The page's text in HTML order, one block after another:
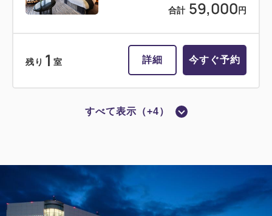
税・サービス料込
会員価格 37,300円
大人1名1室
37,800円
詳細
シングル
【喫煙】セミダブル（ベッド幅
合計 59,000 円
残り 1 室 詳細 今すぐ予約
【32平米】
禁煙 バス・トイレ：セパレート
すべて表示（+4）